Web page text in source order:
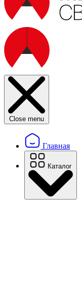
Close menu
Главная
Каталог